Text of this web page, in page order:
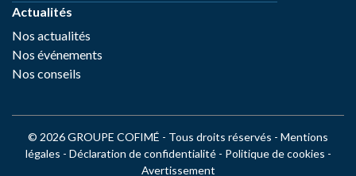
Actualités
Nos actualités
Nos événements
Nos conseils
© 2026 GROUPE COFIMÉ - Tous droits réservés - Mentions
légales - Déclaration de confidentialité- Politique de cookies -
Avertissement